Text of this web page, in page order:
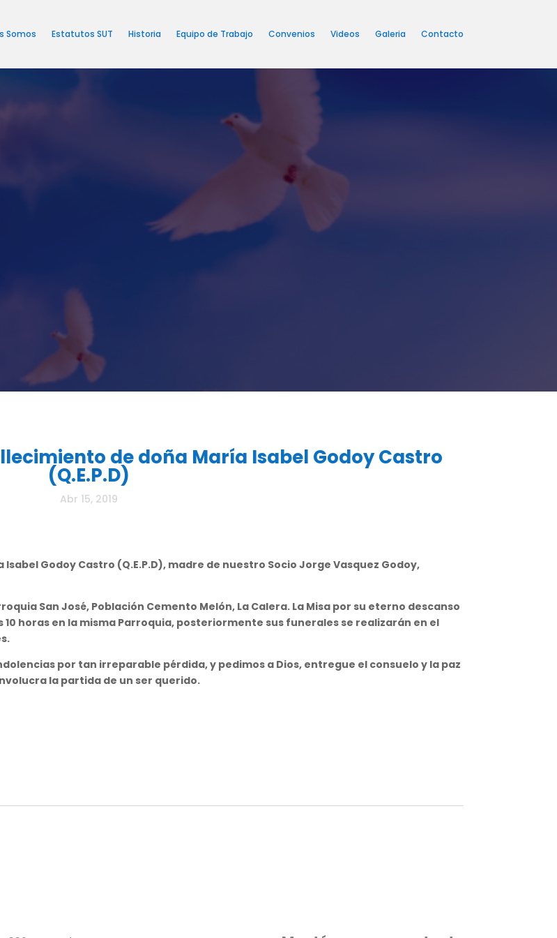
Somos Estatutos SUT Historia Equipo de Trabajo Convenios Videos Galeria Contacto
de doña María Isabel Godoy Castro
(Q.E.P.D)
Abr 15, 2019
Godoy Castro (Q.E.P.D), madre de nuestro Socio Jorge Vasquez Godoy,
San José, Población Cemento Melón, La Calera. La Misa por su eterno descanso
10 horas en la misma Parroquia, posteriormente sus funerales se realizarán en el
por tan irreparable pérdida, y pedimos a Dios, entregue el consuelo y la paz
la partida de un ser querido.